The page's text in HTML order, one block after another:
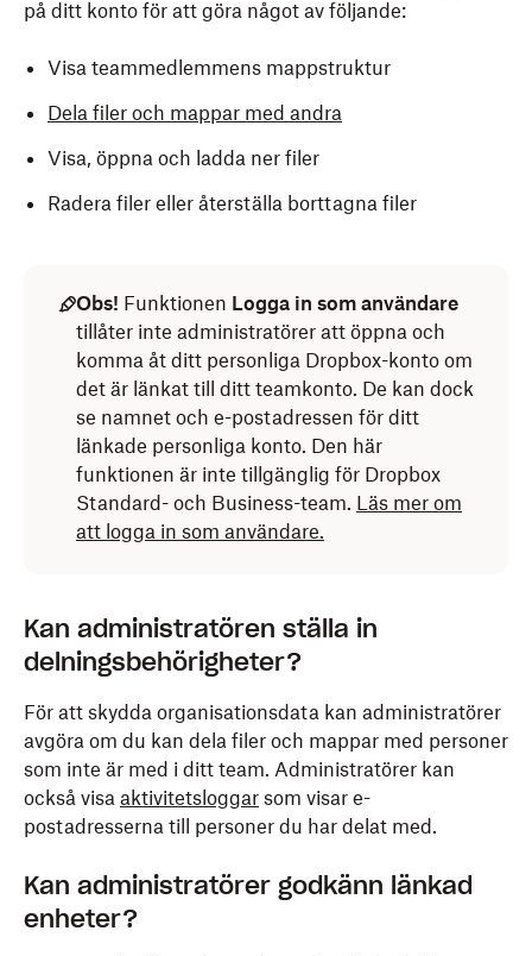
på ditt konto för att göra något av följande:
Visa teammedlemmens mappstruktur
Dela filer och mappar med andra
Visa, öppna och ladda ner filer
Radera filer eller återställa borttagna filer
Obs! Funktionen Logga in som användare
tillåter inte administratörer att öppna och
komma åt ditt personliga Dropbox-konto om
det är länkat till ditt teamkonto. De kan dock
se namnet och e-postadressen för ditt
länkade personliga konto. Den här
funktionen är inte tillgänglig för Dropbox
Standard- och Business-team. Läs mer om
att logga in som användare.
Kan administratören ställa in
delningsbehörigheter?
För att skydda organisationsdata kan administratörer
avgöra om du kan dela filer och mappar med personer
som inte är med i ditt team. Administratörer kan
också visa aktivitetsloggar som visar e-
postadresserna till personer du har delat med.
Kan administratörer godkänn länkad
enheter?